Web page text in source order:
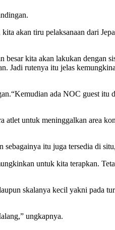
akan tiru pelaksanaan dari
kita akan lakukan dengan
Jadi rutenya itu jelas
ada NOC guest itu
atlet untuk meninggalkan area
itu juga tersedia di
untuk kita terapkan.
skalanya kecil yakni pada
ungkapnya.